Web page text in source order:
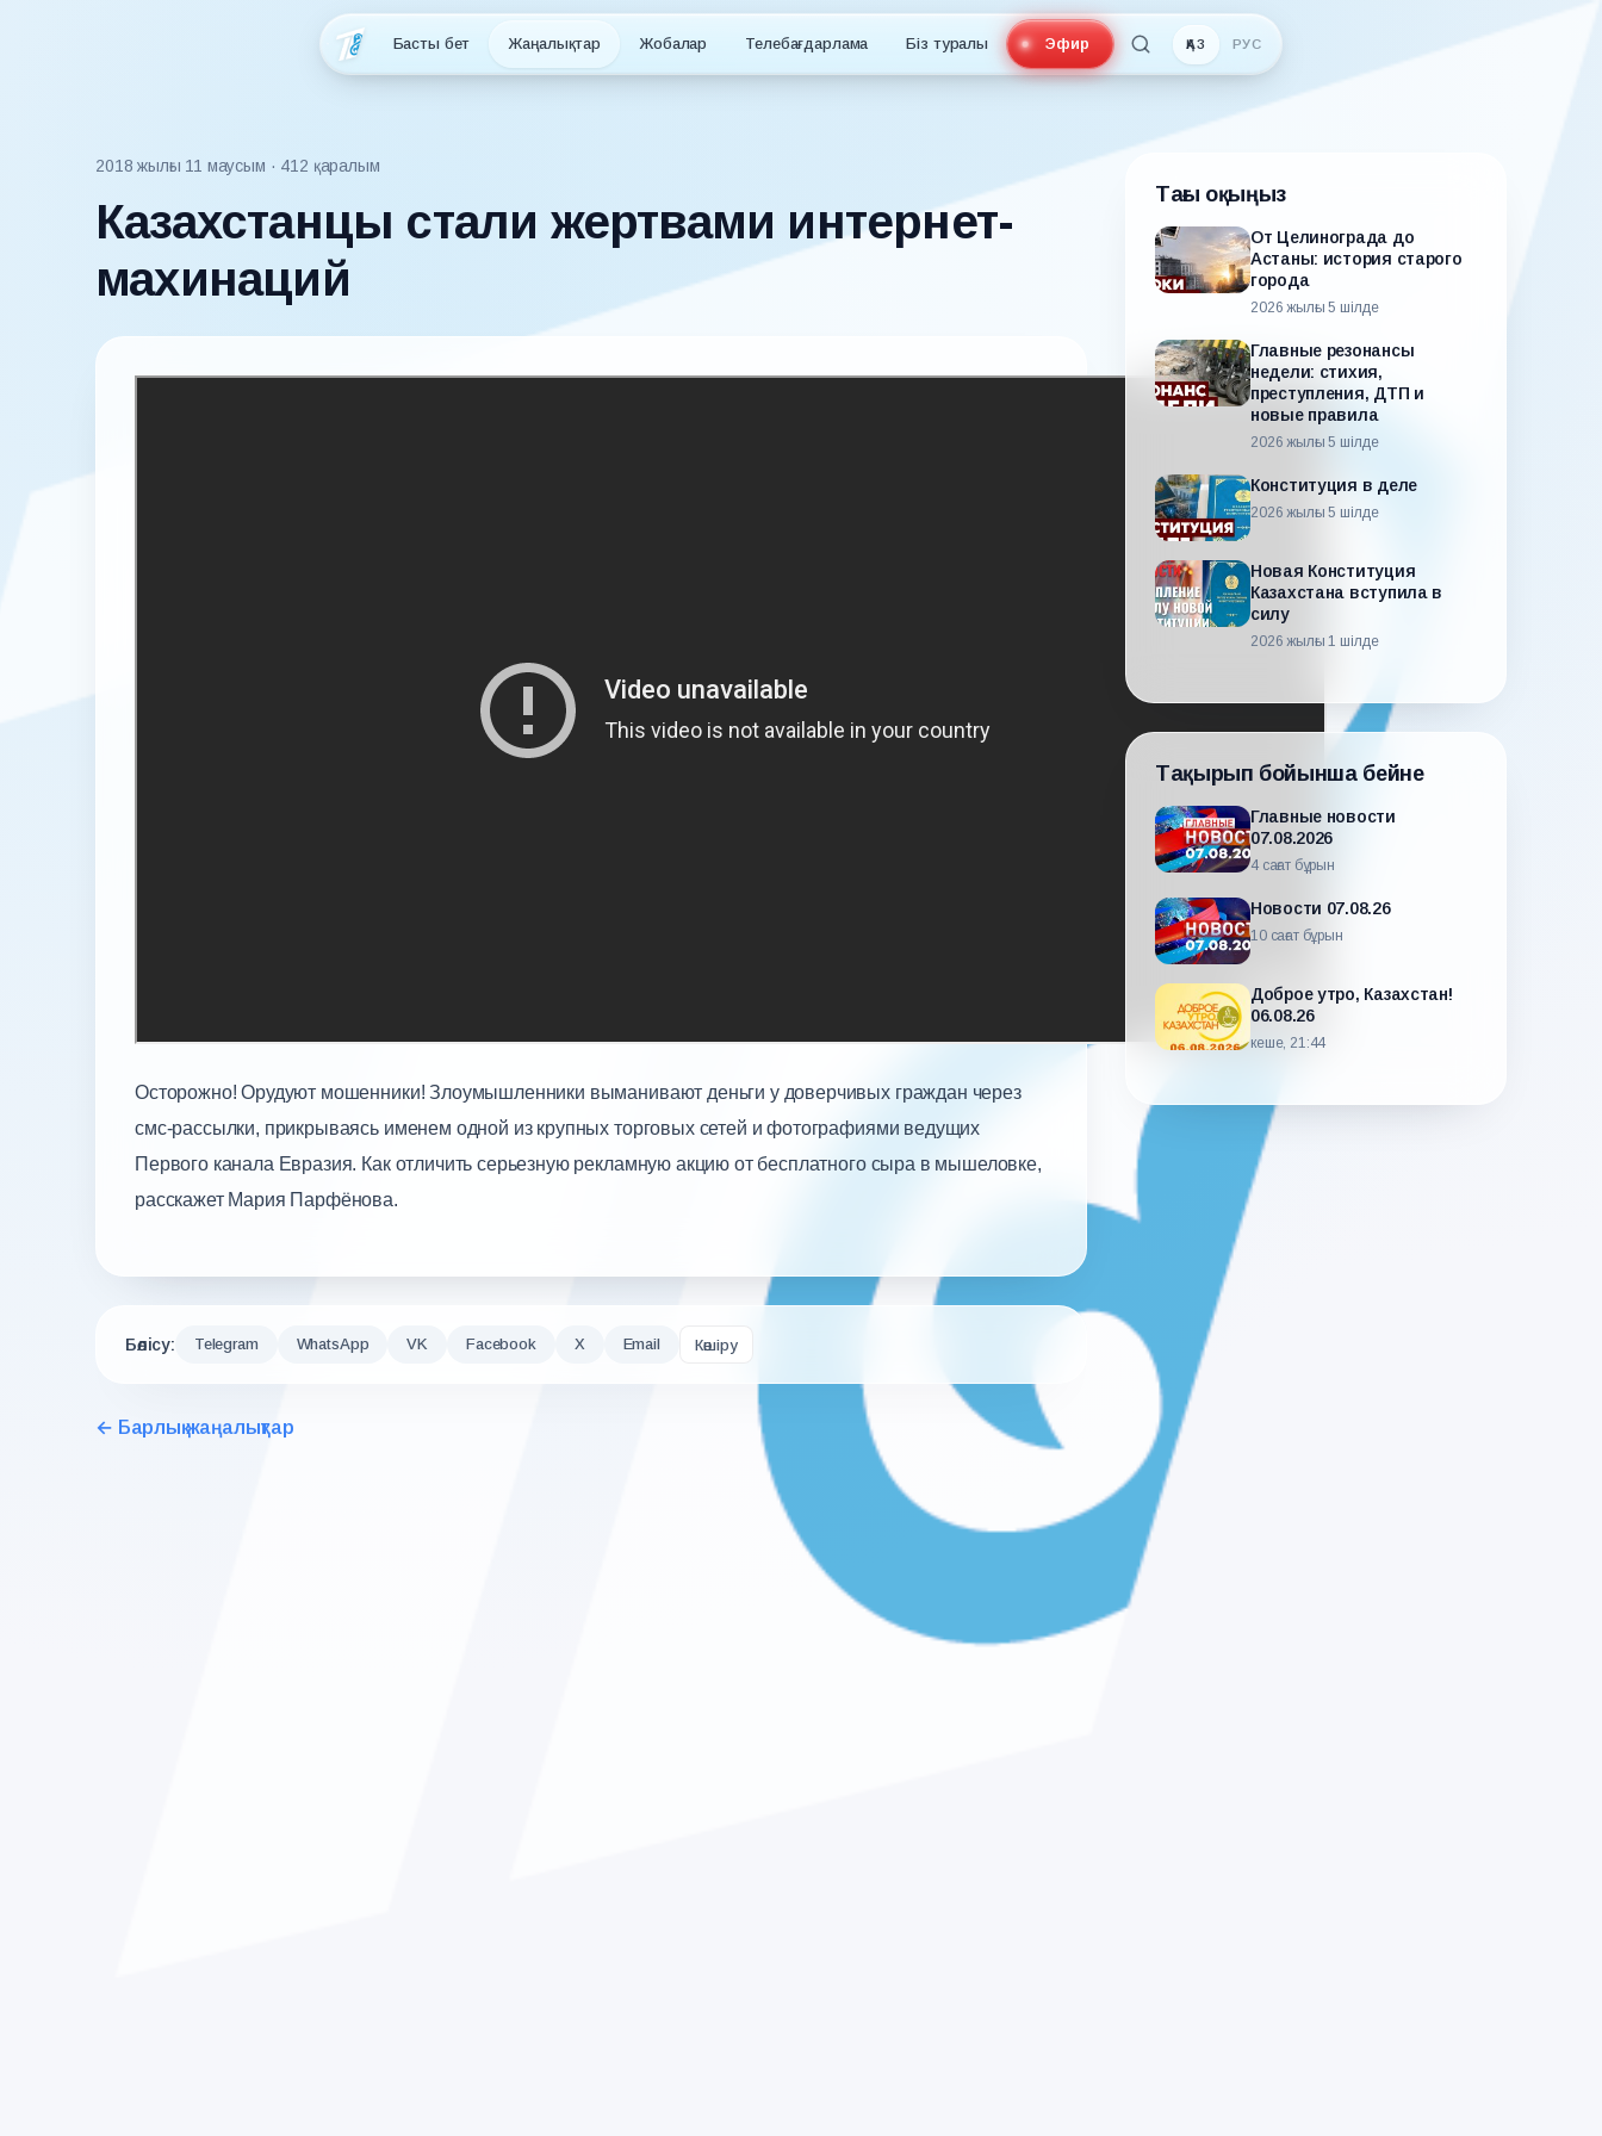
Басты бет Жаңалықтар Жобалар Телебағдарлама Біз туралы Эфир ҚАЗ РУС
2018 жылғы 11 маусым · 412 қаралым
Казахстанцы стали жертвами интернет-
махинаций
Осторожно! Орудуют мошенники! Злоумышленники выманивают деньги у доверчивых граждан через
смс-рассылки, прикрываясь именем одной из крупных торговых сетей и фотографиями ведущих
Первого канала Евразия. Как отличить серьезную рекламную акцию от бесплатного сыра в мышеловке,
расскажет Мария Парфёнова.
Бөлісу: Telegram WhatsApp VK Facebook X Email Көшіру
← Барлық жаңалықтар
Тағы оқыңыз
От Целинограда до
Астаны: история старого
города
2026 жылғы 5 шілде
Главные резонансы
недели: стихия,
преступления, ДТП и
новые правила
2026 жылғы 5 шілде
Конституция в деле
2026 жылғы 5 шілде
Новая Конституция
Казахстана вступила в
силу
2026 жылғы 1 шілде
Тақырып бойынша бейне
Главные новости
07.08.2026
4 сағат бұрын
Новости 07.08.26
10 сағат бұрын
Доброе утро, Казахстан!
06.08.26
кеше, 21:44